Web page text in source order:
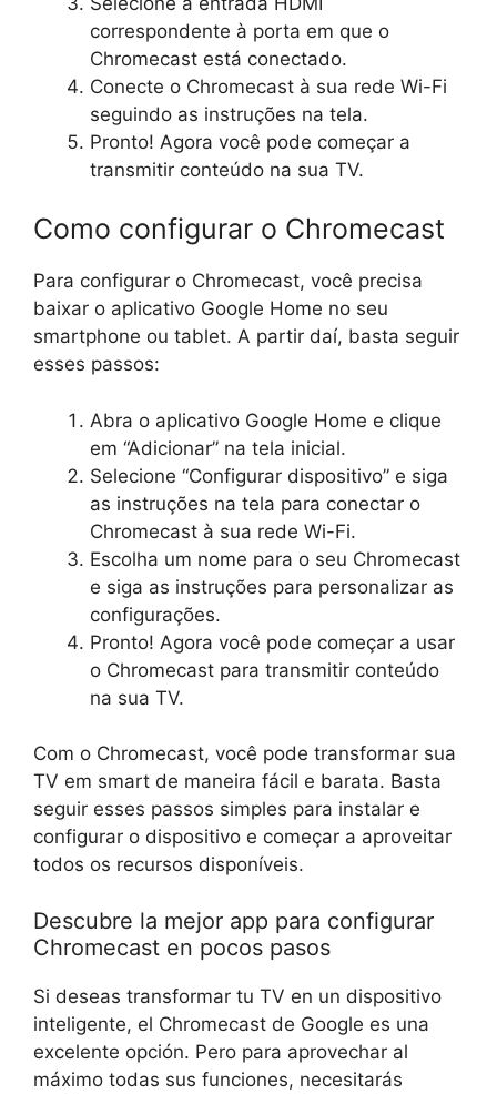
correspondente à porta em que o
Chromecast está conectado.
Conecte o Chromecast à sua rede Wi-Fi
seguindo as instruções na tela.
Pronto! Agora você pode começar a
transmitir conteúdo na sua TV.
Como configurar o Chromecast
Para configurar o Chromecast, você precisa
baixar o aplicativo Google Home no seu
smartphone ou tablet. A partir daí, basta seguir
esses passos:
Abra o aplicativo Google Home e clique
em “Adicionar” na tela inicial.
Selecione “Configurar dispositivo” e siga
as instruções na tela para conectar o
Chromecast à sua rede Wi-Fi.
Escolha um nome para o seu Chromecast
e siga as instruções para personalizar as
configurações.
Pronto! Agora você pode começar a usar
o Chromecast para transmitir conteúdo
na sua TV.
Com o Chromecast, você pode transformar sua
TV em smart de maneira fácil e barata. Basta
seguir esses passos simples para instalar e
configurar o dispositivo e começar a aproveitar
todos os recursos disponíveis.
Descubre la mejor app para configurar
Chromecast en pocos pasos
Si deseas transformar tu TV en un dispositivo
inteligente, el Chromecast de Google es una
excelente opción. Pero para aprovechar al
máximo todas sus funciones, necesitarás